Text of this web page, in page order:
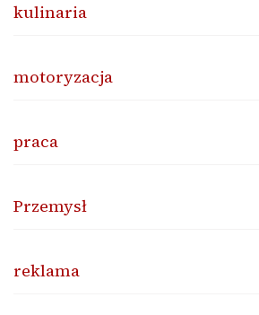
kulinaria
motoryzacja
praca
Przemysł
reklama